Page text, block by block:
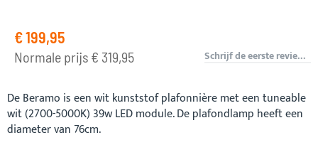
Speciale
€ 199,95
Normale prijs € 319,95 Schrijf de eerste review over dit product
De Beramo is een wit kunststof plafonnière met een tuneable
wit (2700-5000K) 39w LED module. De plafondlamp heeft een
diameter van 76cm.